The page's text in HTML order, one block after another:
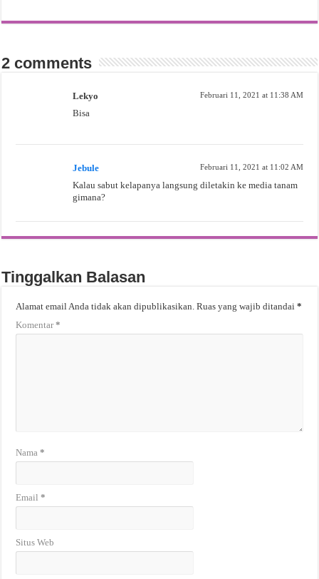
2 comments
Lekyo Februari 11, 2021 at 11:38 AM
Bisa
Jebule Februari 11, 2021 at 11:02 AM
Kalau sabut kelapanya langsung diletakin ke media tanam
gimana?
Tinggalkan Balasan
Alamat email Anda tidak akan dipublikasikan. Ruas yang wajib ditandai*
Komentar*
Nama*
Email*
Situs Web